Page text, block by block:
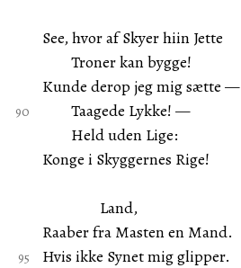
See, hvor af Skyer hiin Jette
Troner kan bygge!
Kunde derop jeg mig sætte —
Taagede Lykke! —
Held uden Lige:
Konge i Skyggernes Rige!
Land,
Raaber fra Masten en Mand.
Hvis ikke Synet mig glipper.